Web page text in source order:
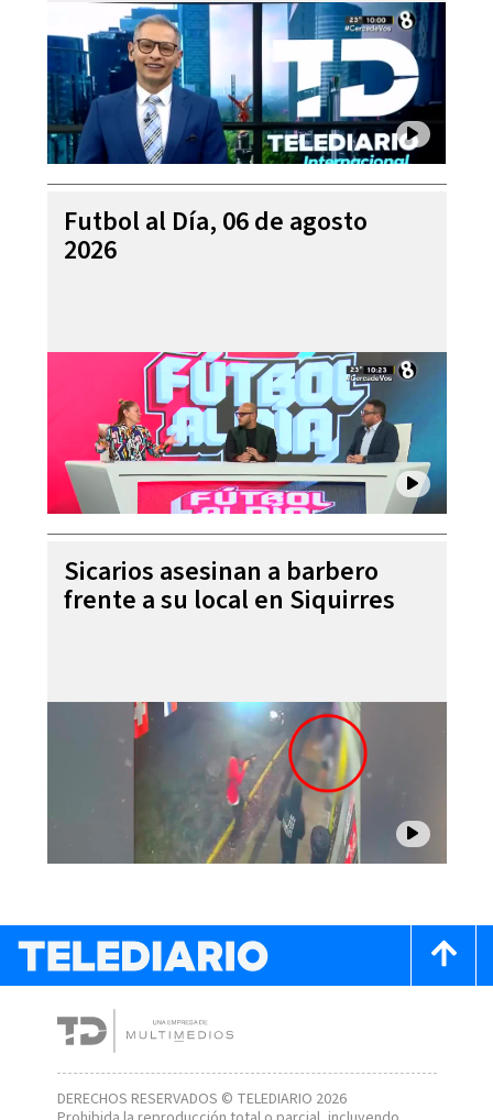
Futbol al Día, 06 de agosto
2026
Sicarios asesinan a barbero
frente a su local en Siquirres
DERECHOS RESERVADOS © TELEDIARIO 2026